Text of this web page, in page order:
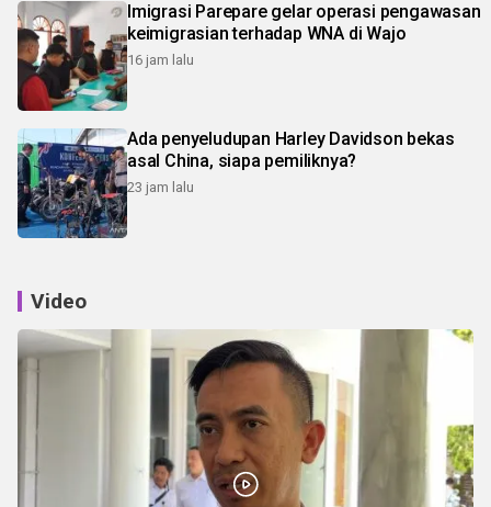
Imigrasi Parepare gelar operasi pengawasan
keimigrasian terhadap WNA di Wajo
16 jam lalu
Ada penyeludupan Harley Davidson bekas
asal China, siapa pemiliknya?
23 jam lalu
Video